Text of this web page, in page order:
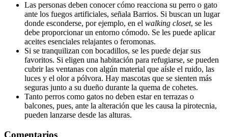
Las personas deben conocer cómo reacciona su perro o gato
ante los fuegos artificiales, señala Barrios. Si buscan un lugar
donde esconderse, por ejemplo, en el walking closet, se les
debe proporcionar un entorno cómodo. Se les puede aplicar
aceites esenciales relajantes o feromonas.
Si se tranquilizan con bocadillos, se les puede dejar sus
favoritos. Si eligen una habitación para refugiarse, se pueden
cubrir las ventanas con algún material que aísle el ruido, las
luces y el olor a pólvora. Hay mascotas que se sienten más
seguras junto a su dueño durante la quema de cohetes.
Tanto perros como gatos no deben estar en terrazas o
balcones, pues, ante la alteración que les causa la pirotecnia,
pueden lanzarse desde las alturas.
Comentarios